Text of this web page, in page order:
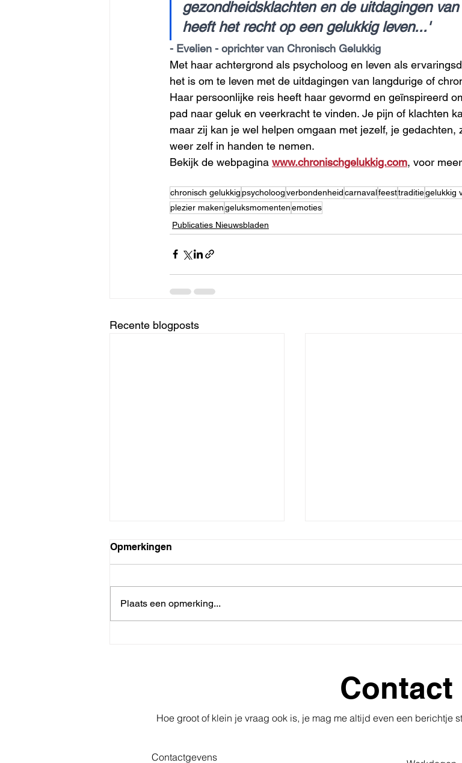
gezondheidsklachten en de uitdagingen
heeft het recht op een gelukkig leven...'
- Evelien - oprichter van Chronisch Gelukkig
Met haar achtergrond als psycholoog en leven als
het is om te leven met de uitdagingen van langdurige of
Haar persoonlijke reis heeft haar gevormd en geïnspireerd
pad naar geluk en veerkracht te vinden. Je pijn of klachten
maar zij kan je wel helpen omgaan met jezelf, je
weer zelf in handen te nemen.
Bekijk de webpagina www.chronischgelukkig.com, voor
chronisch gelukkigpsycholoogverbondenheidcarnavalfeesttraditiegelukkig
plezier makengeluksmomentenemoties
Publicaties Nieuwsbladen
Recente blogposts
Opmerkingen
Plaats een opmerking...
Contact
Hoe groot of klein je vraag ook is, je mag me altijd even een berichtje
Contactgevens